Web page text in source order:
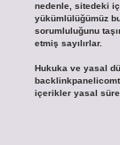
nedenle, sitedeki
yükümlülüğümüz
sorumluluğunu
etmiş sayılırlar.
Hukuka ve yasal
içerikler yasal süre